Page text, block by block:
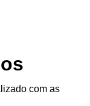
com as